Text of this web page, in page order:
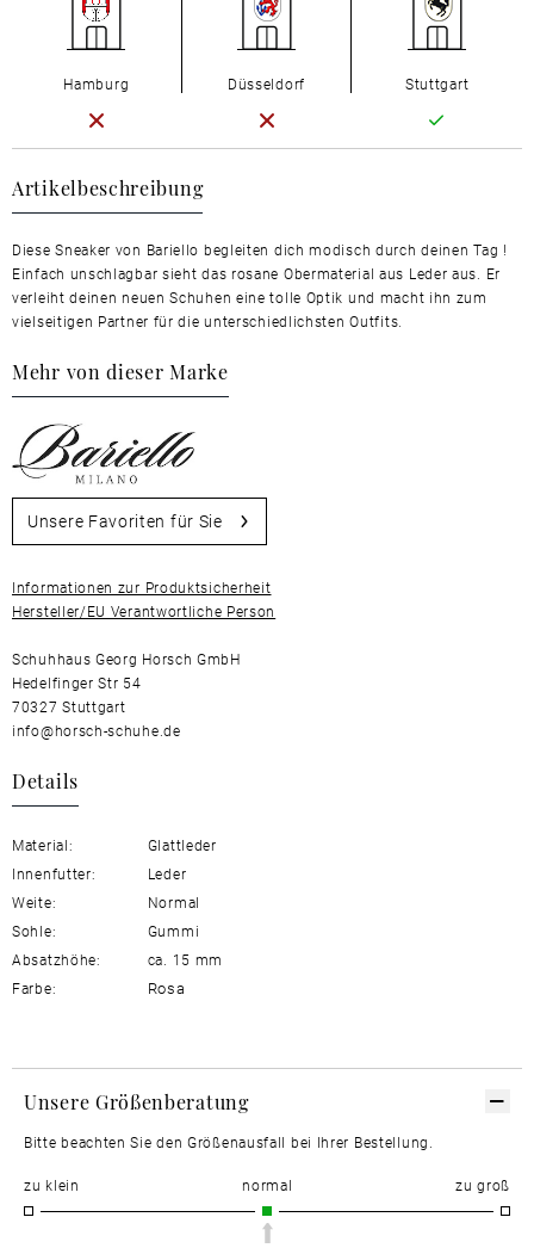
Artikelbeschreibung
Diese Sneaker von Bariello begleiten dich modisch durch deinen Tag !
Einfach unschlagbar sieht das rosane Obermaterial aus Leder aus. Er
verleiht deinen neuen Schuhen eine tolle Optik und macht ihn zum
vielseitigen Partner für die unterschiedlichsten Outfits.
Mehr von dieser Marke
Unsere Favoriten für Sie
Informationen zur Produktsicherheit
Hersteller/EU Verantwortliche Person
Schuhhaus Georg Horsch GmbH
Hedelfinger Str 54
70327 Stuttgart
info@horsch-schuhe.de
Details
Material:
Glattleder
Innenfutter:
Leder
Weite:
Normal
Sohle:
Gummi
Absatzhöhe:
ca. 15 mm
Farbe:
Rosa
Hamburg Düsseldorf Stuttgart
Unsere Größenberatung
Bitte beachten Sie den Größenausfall bei Ihrer Bestellung.
zu klein normal zu groß